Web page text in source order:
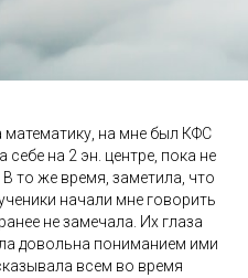
математику, на мне был КФС
на 2 эн. центре, пока не
то же время, заметила, что
начали мне говорить
не замечала. Их глаза
довольна пониманием ими
всем во время